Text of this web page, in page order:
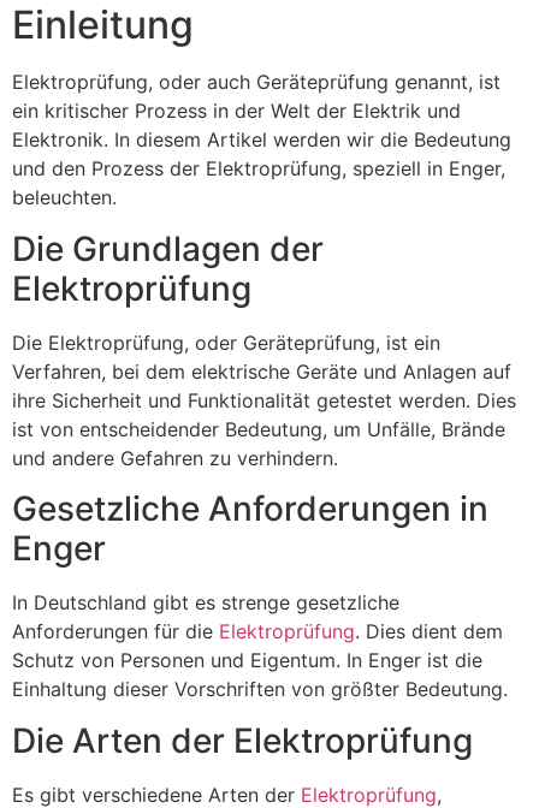
Einleitung
Elektroprüfung, oder auch Geräteprüfung genannt, ist
ein kritischer Prozess in der Welt der Elektrik und
Elektronik. In diesem Artikel werden wir die Bedeutung
und den Prozess der Elektroprüfung, speziell in Enger,
beleuchten.
Die Grundlagen der
Elektroprüfung
Die Elektroprüfung, oder Geräteprüfung, ist ein
Verfahren, bei dem elektrische Geräte und Anlagen auf
ihre Sicherheit und Funktionalität getestet werden. Dies
ist von entscheidender Bedeutung, um Unfälle, Brände
und andere Gefahren zu verhindern.
Gesetzliche Anforderungen in
Enger
In Deutschland gibt es strenge gesetzliche
Anforderungen für die Elektroprüfung. Dies dient dem
Schutz von Personen und Eigentum. In Enger ist die
Einhaltung dieser Vorschriften von größter Bedeutung.
Die Arten der Elektroprüfung
Es gibt verschiedene Arten der Elektroprüfung,